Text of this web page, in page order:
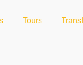
Tours